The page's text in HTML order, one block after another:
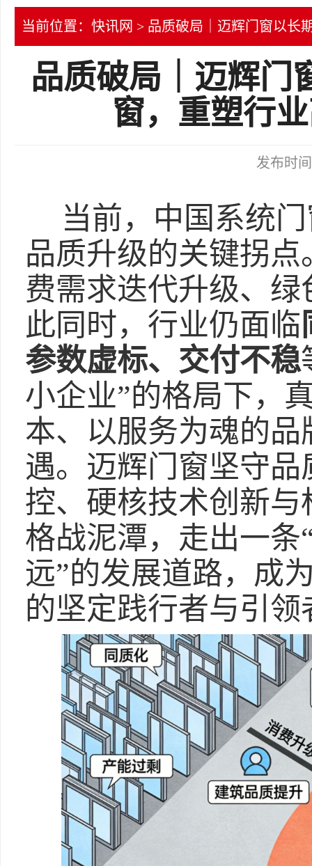
当前位置： 快讯网 > 品质破局｜迈辉门窗以长
品质破局｜迈辉门
窗，重塑行
发布时
当前，中国系统
品质升级的关键拐
费需求迭代升级、
此同时，行业仍面临
参数虚标、交付不稳
小企业”的格局下，
本、以服务为魂的
遇。迈辉门窗坚守
控、硬核技术创新
格战泥潭，走出一
远”的发展道路，成
的坚定践行者与引领